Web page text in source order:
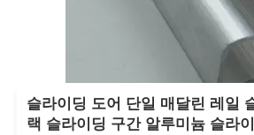
슬라이딩 도어 단일 매달린 레일
랙 슬라이딩 구간 알루미늄 슬라